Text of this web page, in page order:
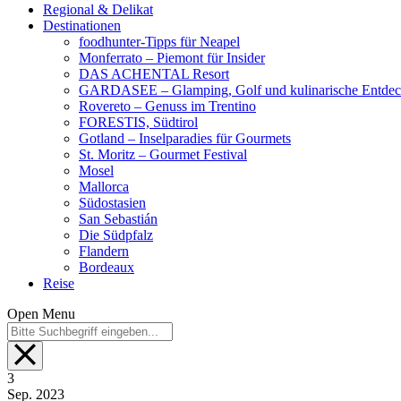
Regional & Delikat
Destinationen
foodhunter-Tipps für Neapel
Monferrato – Piemont für Insider
DAS ACHENTAL Resort
GARDASEE – Glamping, Golf und kulinarische
Rovereto – Genuss im Trentino
FORESTIS, Südtirol
Gotland – Inselparadies für Gourmets
St. Moritz – Gourmet Festival
Mosel
Mallorca
Südostasien
San Sebastián
Die Südpfalz
Flandern
Bordeaux
Reise
Open Menu
3
Sep. 2023